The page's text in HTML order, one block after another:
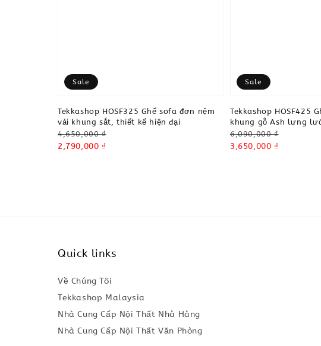
Sale
Tekkashop HOSF325 Ghế sofa đơn nệm
vải khung sắt, thiết kế hiện đại
Regular
price
4,650,000 ₫
Sale
2,790,000 ₫
Sale
Tekkashop HOSF425
khung gỗ Ash lưng
Regular
price
6,090,000 ₫
Sale
3,650,000 ₫
Quick links
Về Chúng Tôi
Tekkashop Malaysia
Nhà Cung Cấp Nội Thất Nhà Hàng
Nhà Cung Cấp Nội Thất Văn Phòng